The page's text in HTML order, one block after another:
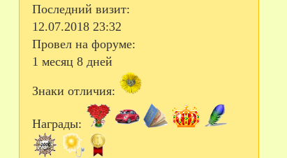
Последний визит:
12.07.2018 23:32
Провел на форуме:
1 месяц 8 дней
Знаки отличия:
Награды: